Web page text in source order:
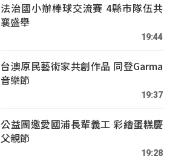
法治國小辦棒球交流賽 4縣市隊伍共
襄盛舉
19:44
台澳原民藝術家共創作品 同登Garma
音樂節
19:37
公益團邀愛國浦長輩義工 彩繪蛋糕慶
父親節
19:28